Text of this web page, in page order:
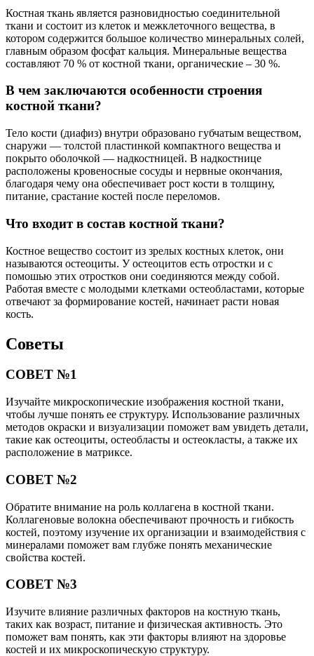
Костная ткань является разновидностью соединительной
ткани и состоит из клеток и межклеточного вещества, в
котором содержится большое количество минеральных солей,
главным образом фосфат кальция. Минеральные вещества
составляют 70 % от костной ткани, органические – 30 %.
В чем заключаются особенности строения
костной ткани?
Тело кости (диафиз) внутри образовано губчатым веществом,
снаружи — толстой пластинкой компактного вещества и
покрыто оболочкой — надкостницей. В надкостнице
расположены кровеносные сосуды и нервные окончания,
благодаря чему она обеспечивает рост кости в толщину,
питание, срастание костей после переломов.
Что входит в состав костной ткани?
Костное вещество состоит из зрелых костных клеток, они
называются остеоциты. У остеоцитов есть отростки и с
помошью этих отростков они соединяются между собой.
Работая вместе с молодыми клетками остеобластами, которые
отвечают за формирование костей, начинает расти новая
кость.
Советы
СОВЕТ №1
Изучайте микроскопические изображения костной ткани,
чтобы лучше понять ее структуру. Использование различных
методов окраски и визуализации поможет вам увидеть детали,
такие как остеоциты, остеобласты и остеокласты, а также их
расположение в матриксе.
СОВЕТ №2
Обратите внимание на роль коллагена в костной ткани.
Коллагеновые волокна обеспечивают прочность и гибкость
костей, поэтому изучение их организации и взаимодействия с
минералами поможет вам глубже понять механические
свойства костей.
СОВЕТ №3
Изучите влияние различных факторов на костную ткань,
таких как возраст, питание и физическая активность. Это
поможет вам понять, как эти факторы влияют на здоровье
костей и их микроскопическую структуру.